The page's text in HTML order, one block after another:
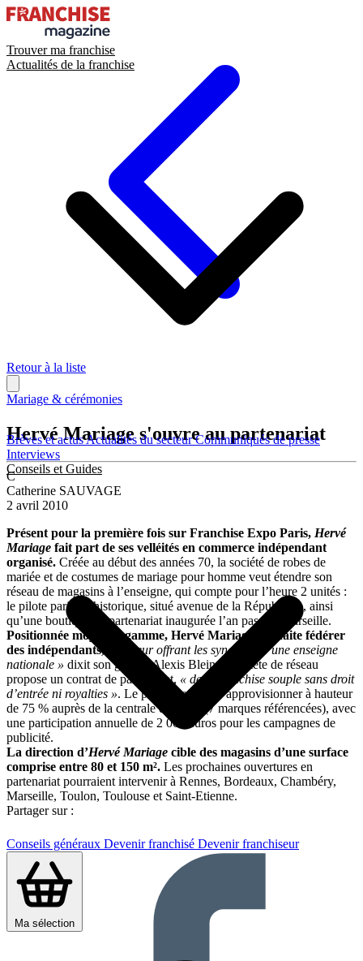
Trouver ma franchise
Actualités de la franchise
Brèves et actusActualités du secteurCommuniqués de presse
Interviews
Conseils et Guides
Conseils généraux Devenir franchisé Devenir franchiseur
Ma sélection
Retour à la liste
Mariage & cérémonies
Hervé Mariage s'ouvre au partenariat
C
Catherine SAUVAGE
2 avril 2010
Présent pour la première fois sur Franchise Expo Paris, Hervé
Mariage fait part de ses velléités en commerce indépendant
organisé. Créée au début des années 70, la société de robes de
mariée et de costumes de mariage pour homme veut étendre son
réseau de magasins à l’enseigne, qui compte pour l’heure 2 unités :
le pilote parisien historique, situé avenue de la République, ainsi
qu’une boutique en partenariat inaugurée l’an passé à Marseille.
Positionnée moyenne gamme, Hervé Mariage souhaite fédérer
des indépendants,
« en leur offrant les synergies d’une enseigne
nationale » dixit son gérant, Alexis Bleines. La tête de réseau
propose un contrat de partenariat, « de la franchise souple sans droit
d’entrée ni royalties ». Le partenaire doit s’approvisionner à hauteur
de 75 % auprès de la centrale d’achats (7 marques référencées), avec
une participation annuelle de 2 000 euros pour les campagnes de
publicité.
La direction d’Hervé Mariage cible des magasins d’une surface
comprise entre 80 et 150 m². Les prochaines ouvertures en
partenariat pourraient intervenir à Rennes, Bordeaux, Chambéry,
Marseille, Toulon, Toulouse et Saint-Etienne.
Partager sur :